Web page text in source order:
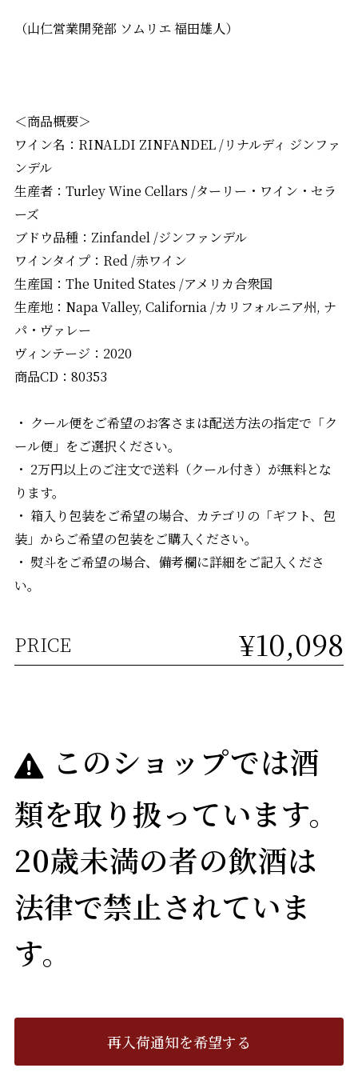
（山仁営業開発部 ソムリエ 福田雄人）
＜商品概要＞
ワイン名：RINALDI ZINFANDEL /リナルディ ジンファ
ンデル
生産者：Turley Wine Cellars /ターリー・ワイン・セラ
ーズ
ブドウ品種：Zinfandel /ジンファンデル
ワインタイプ：Red /赤ワイン
生産国：The United States /アメリカ合衆国
生産地：Napa Valley, California /カリフォルニア州, ナ
パ・ヴァレー
ヴィンテージ：2020
商品CD：80353
・ クール便をご希望のお客さまは配送方法の指定で「ク
ール便」をご選択ください。
・ 2万円以上のご注文で送料（クール付き）が無料とな
ります。
・ 箱入り包装をご希望の場合、カテゴリの「ギフト、包
装」からご希望の包装をご購入ください。
・ 熨斗をご希望の場合、備考欄に詳細をご記入くださ
い。
PRICE ¥10,098
このショップでは酒
類を取り扱っています。
20歳未満の者の飲酒は
法律で禁止されていま
す。
再入荷通知を希望する